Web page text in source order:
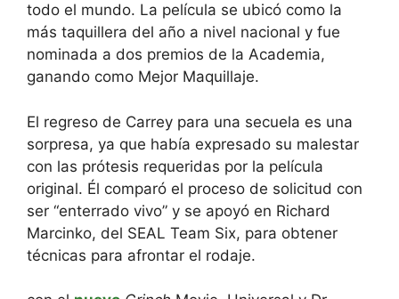
todo el mundo. La película se ubicó como la
más taquillera del año a nivel nacional y fue
nominada a dos premios de la Academia,
ganando como Mejor Maquillaje.
El regreso de Carrey para una secuela es una
sorpresa, ya que había expresado su malestar
con las prótesis requeridas por la película
original. Él comparó el proceso de solicitud con
ser “enterrado vivo” y se apoyó en Richard
Marcinko, del SEAL Team Six, para obtener
técnicas para afrontar el rodaje.